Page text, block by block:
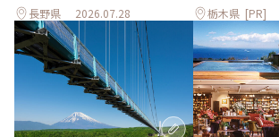
長野県 2026.07.28 栃木県 [PR]